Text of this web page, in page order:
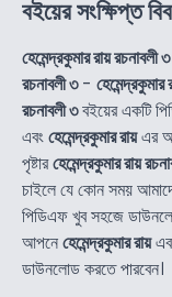
বইয়ের সংক্ষিপ্ত
হেমেন্দ্রকুমার রায় রচনাবলী ৩
রচনাবলী ৩- হেমেন্দ্রকুমার
রচনাবলী ৩বইয়ের একটি
এবংহেমেন্দ্রকুমার রায়এর
পৃষ্টারহেমেন্দ্রকুমার রায়
চাইলে যে কোন সময়
পিডিএফ খুব সহজে
আপনেহেমেন্দ্রকুমার রায়
ডাউনলোড করতে পারবেন।